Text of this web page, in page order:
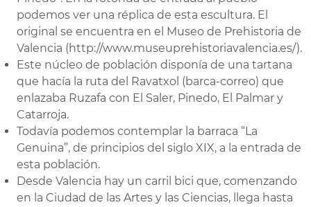
podemos ver una réplica de esta escultura. El
original se encuentra en el Museo de Prehistoria de
Valencia (http://www.museuprehistoriavalencia.es/).
Este núcleo de población disponía de una tartana
que hacía la ruta del Ravatxol (barca-correo) que
enlazaba Ruzafa con El Saler, Pinedo, El Palmar y
Catarroja.
Todavía podemos contemplar la barraca “La
Genuina”, de principios del siglo XIX, a la entrada de
esta población.
Desde Valencia hay un carril bici que, comenzando
en la Ciudad de las Artes y las Ciencias, llega hasta